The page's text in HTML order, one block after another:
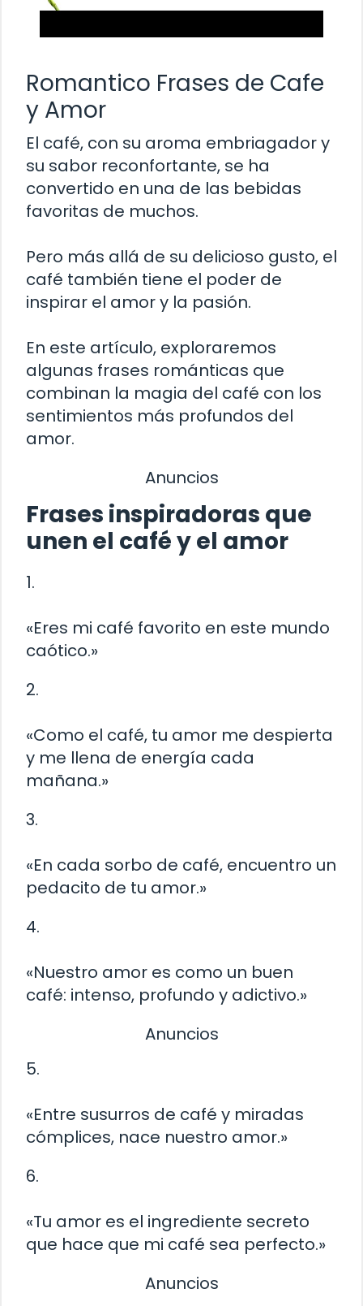
Romantico Frases de Cafe
y Amor
El café, con su aroma embriagador y
su sabor reconfortante, se ha
convertido en una de las bebidas
favoritas de muchos.
Pero más allá de su delicioso gusto, el
café también tiene el poder de
inspirar el amor y la pasión.
En este artículo, exploraremos
algunas frases románticas que
combinan la magia del café con los
sentimientos más profundos del
amor.
Anuncios
Frases inspiradoras que
unen el café y el amor
1.
«Eres mi café favorito en este mundo
caótico.»
2.
«Como el café, tu amor me despierta
y me llena de energía cada
mañana.»
3.
«En cada sorbo de café, encuentro un
pedacito de tu amor.»
4.
«Nuestro amor es como un buen
café: intenso, profundo y adictivo.»
Anuncios
5.
«Entre susurros de café y miradas
cómplices, nace nuestro amor.»
6.
«Tu amor es el ingrediente secreto
que hace que mi café sea perfecto.»
Anuncios